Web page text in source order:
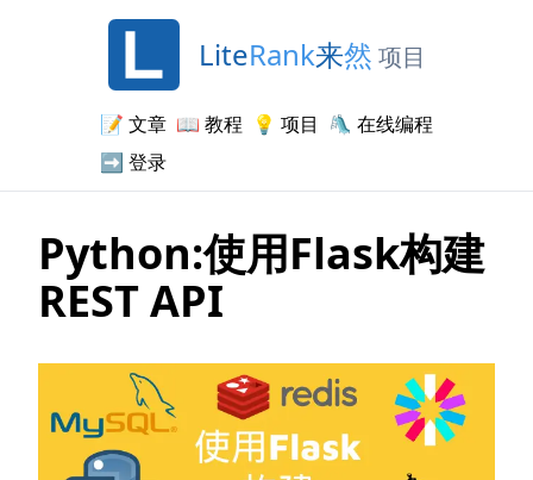
LiteRank来然 项目
📝 文章 📖 教程 💡 项目 🛝 在线编程
➡️ 登录
Python:使用Flask构建
REST API